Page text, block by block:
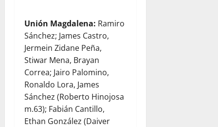
Unión Magdalena: Ramiro
Sánchez; James Castro,
Jermein Zidane Peña,
Stiwar Mena, Brayan
Correa; Jairo Palomino,
Ronaldo Lora, James
Sánchez (Roberto Hinojosa
m.63); Fabián Cantillo,
Ethan González (Daiver